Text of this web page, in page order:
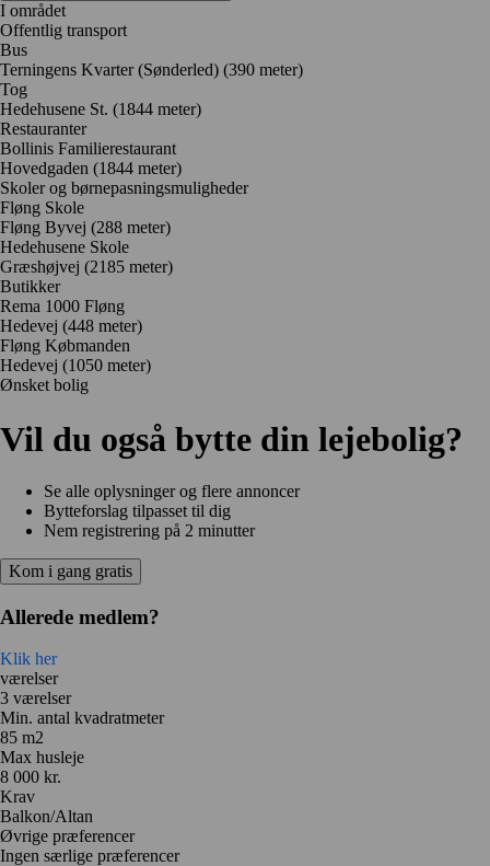
I området
Offentlig transport
Bus
Terningens Kvarter (Sønderled) (390 meter)
Tog
Hedehusene St. (1844 meter)
Restauranter
Bollinis Familierestaurant
Hovedgaden (1844 meter)
Skoler og børnepasningsmuligheder
Fløng Skole
Fløng Byvej (288 meter)
Hedehusene Skole
Græshøjvej (2185 meter)
Butikker
Rema 1000 Fløng
Hedevej (448 meter)
Fløng Købmanden
Hedevej (1050 meter)
Ønsket bolig
Vil du også bytte din lejebolig?
Se alle oplysninger og flere annoncer
Bytteforslag tilpasset til dig
Nem registrering på 2 minutter
Kom i gang gratis
Allerede medlem?
Klik her
værelser
3 værelser
Min. antal kvadratmeter
85 m2
Max husleje
8 000 kr.
Krav
Balkon/Altan
Øvrige præferencer
Ingen særlige præferencer